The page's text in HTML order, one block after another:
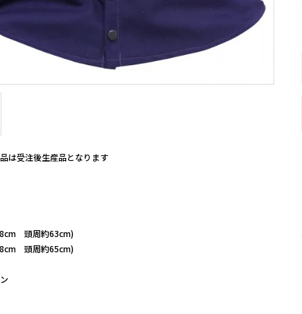
は受注後生産品となります
頭周約63cm)
頭周約65cm)